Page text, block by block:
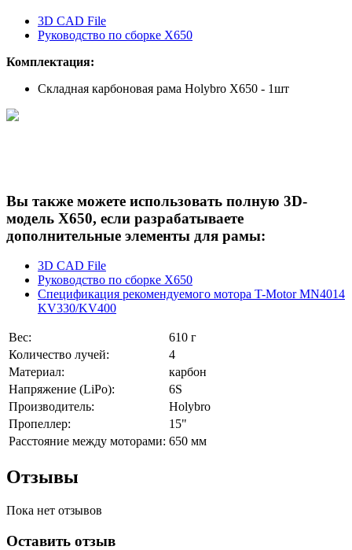
3D CAD File
Руководство по сборке X650
Комплектация:
Складная карбоновая рама Holybro X650 - 1шт
Вы также можете использовать полную 3D-
модель X650, если разрабатываете
дополнительные элементы для рамы:
3D CAD File
Руководство по сборке X650
Спецификация рекомендуемого мотора T-Motor MN4014
KV330/KV400
Вес:
610 г
Количество лучей:
4
Материал:
карбон
Напряжение (LiPo):
6S
Производитель:
Holybro
Пропеллер:
15"
Расстояние между моторами: 650 мм
Отзывы
Пока нет отзывов
Оставить отзыв